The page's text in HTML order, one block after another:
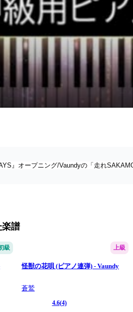
』オープニング/Vaundyの「走れ
楽譜
級 上級
怪獣の花唄 (ピアノ連弾) - Vaundy
蒼鷲
4.6(4)